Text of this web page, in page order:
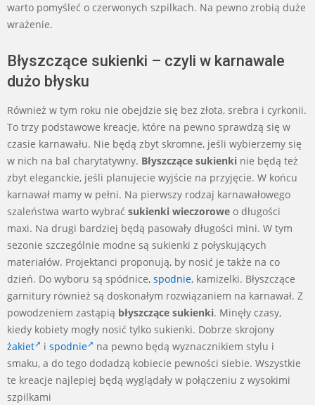
warto pomyśleć o czerwonych szpilkach. Na pewno zrobią duże
wrażenie.
Błyszczące sukienki – czyli w karnawale
dużo błysku
Również w tym roku nie obejdzie się bez złota, srebra i cyrkonii.
To trzy podstawowe kreacje, które na pewno sprawdzą się w
czasie karnawału. Nie będą zbyt skromne, jeśli wybierzemy się
w nich na bal charytatywny. Błyszczące sukienki nie będą też
zbyt eleganckie, jeśli planujecie wyjście na przyjęcie. W końcu
karnawał mamy w pełni. Na pierwszy rodzaj karnawałowego
szaleństwa warto wybrać sukienki wieczorowe o długości
maxi. Na drugi bardziej będą pasowały długości mini. W tym
sezonie szczególnie modne są sukienki z połyskujących
materiałów. Projektanci proponują, by nosić je także na co
dzień. Do wyboru są spódnice, spodnie, kamizelki. Błyszczące
garnitury również są doskonałym rozwiązaniem na karnawał. Z
powodzeniem zastąpią błyszczące sukienki. Minęły czasy,
kiedy kobiety mogły nosić tylko sukienki. Dobrze skrojony
żakiet
i spodnie
na pewno będą wyznacznikiem stylu i
smaku, a do tego dodadzą kobiecie pewności siebie. Wszystkie
te kreacje najlepiej będą wyglądały w połączeniu z wysokimi
szpilkami